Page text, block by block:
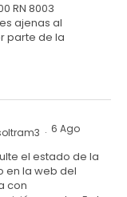
RN 8003
ajenas al
parte de la
· 6 Ago
el estado de la
en la web del
con